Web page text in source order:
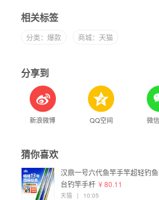
相关标签
分类：爆款 商城：天猫
分享到
新浪微博 QQ空间 微
猜你喜欢
汉鼎一号六代鱼竿手竿超轻钓
台钓竿手杆 ¥ 80.11
天猫 | 10:05